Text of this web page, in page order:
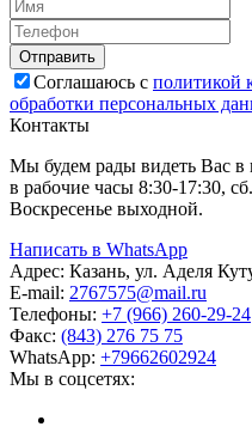
Соглашаюсь с политикой
обработки персональных
Контакты
Мы будем рады видеть Вас в
в рабочие часы 8:30-17:30,
Воскресенье выходной.
Написать в WhatsApp
Адрес: Казань, ул. Аделя
E-mail: 2767575@mail.ru
Телефоны: +7 (966) 260-29-24
Факс: (843) 276 75 75
WhatsApp: +79662602924
Мы в соцсетях: